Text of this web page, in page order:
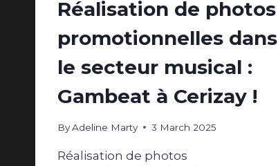
Réalisation de photos
promotionnelles dans
le secteur musical :
Gambeat à Cerizay !
ByAdeline Marty 3 March 2025
Réalisation de photos